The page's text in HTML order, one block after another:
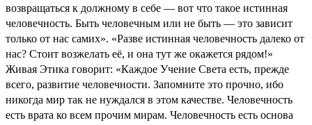
возвращаться к должному в себе — вот что такое истинная
человечность. Быть человечным или не быть — это зависит
только от нас самих». «Разве истинная человечность далеко от
нас? Стоит возжелать её, и она тут же окажется рядом!»
Живая Этика говорит: «Каждое Учение Света есть, прежде
всего, развитие человечности. Запомните это прочно, ибо
никогда мир так не нуждался в этом качестве. Человечность
есть врата ко всем прочим мирам. Человечность есть основа